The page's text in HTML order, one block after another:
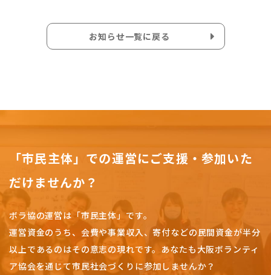
お知らせ一覧に戻る
「市民主体」での運営にご支援・参加いた
だけませんか？
ボラ協の運営は「市民主体」です。
運営資金のうち、会費や事業収入、寄付などの民間資金が半分
以上であるのはその意志の現れです。 あなたも大阪ボランティ
ア協会を通じて市民社会づくりに参加しませんか？